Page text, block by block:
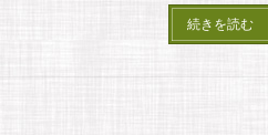
続きを読む